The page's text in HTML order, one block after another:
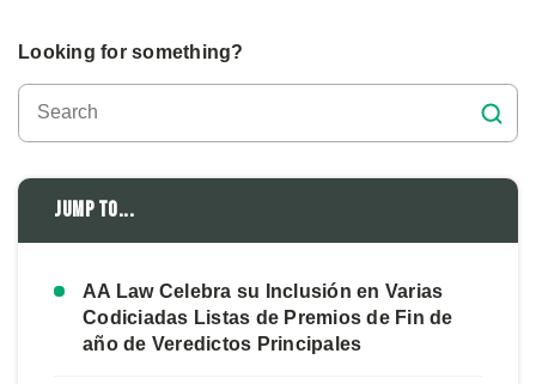
Looking for something?
Jump to...
AA Law Celebra su Inclusión en Varias
Codiciadas Listas de Premios de Fin de
año de Veredictos Principales